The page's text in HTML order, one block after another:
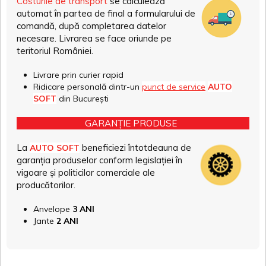
automat în partea de final a formularului de
comandă, după completarea datelor
necesare. Livrarea se face oriunde pe
teritoriul României.
Livrare prin curier rapid
Ridicare personală dintr-un punct de service AUTO
SOFT din București
GARANȚIE PRODUSE
La AUTO SOFT beneficiezi întotdeauna de
garanția produselor conform legislației în
vigoare și politicilor comerciale ale
producătorilor.
Anvelope 3 ANI
Jante 2 ANI